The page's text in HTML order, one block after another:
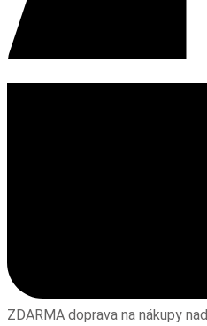
ZDARMA doprava na nákupy